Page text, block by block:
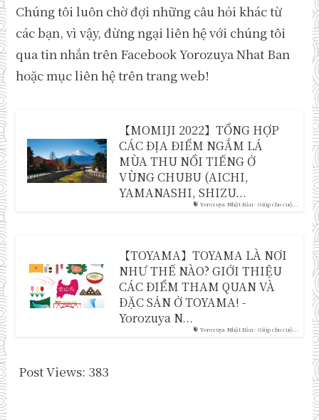
Chúng tôi luôn chờ đợi những câu hỏi khác từ
các bạn, vì vậy, đừng ngại liên hệ với chúng tôi
qua tin nhắn trên Facebook Yorozuya Nhat Ban
hoặc mục liên hệ trên trang web!
Yorozuya Nhật Bản - Giúp cho cuộ...
【MOMIJI 2022】TỔNG HỢP
CÁC ĐỊA ĐIỂM NGẮM LÁ
MÙA THU NỔI TIẾNG Ở
VÙNG CHUBU (AICHI,
YAMANASHI, SHIZU...
Yorozuya Nhật Bản - Giúp cho cuộ...
【TOYAMA】TOYAMA LÀ NƠI
NHƯ THẾ NÀO? GIỚI THIỆU
CÁC ĐIỂM THAM QUAN VÀ
ĐẶC SẢN Ở TOYAMA! -
Yorozuya N...
Post Views: 383